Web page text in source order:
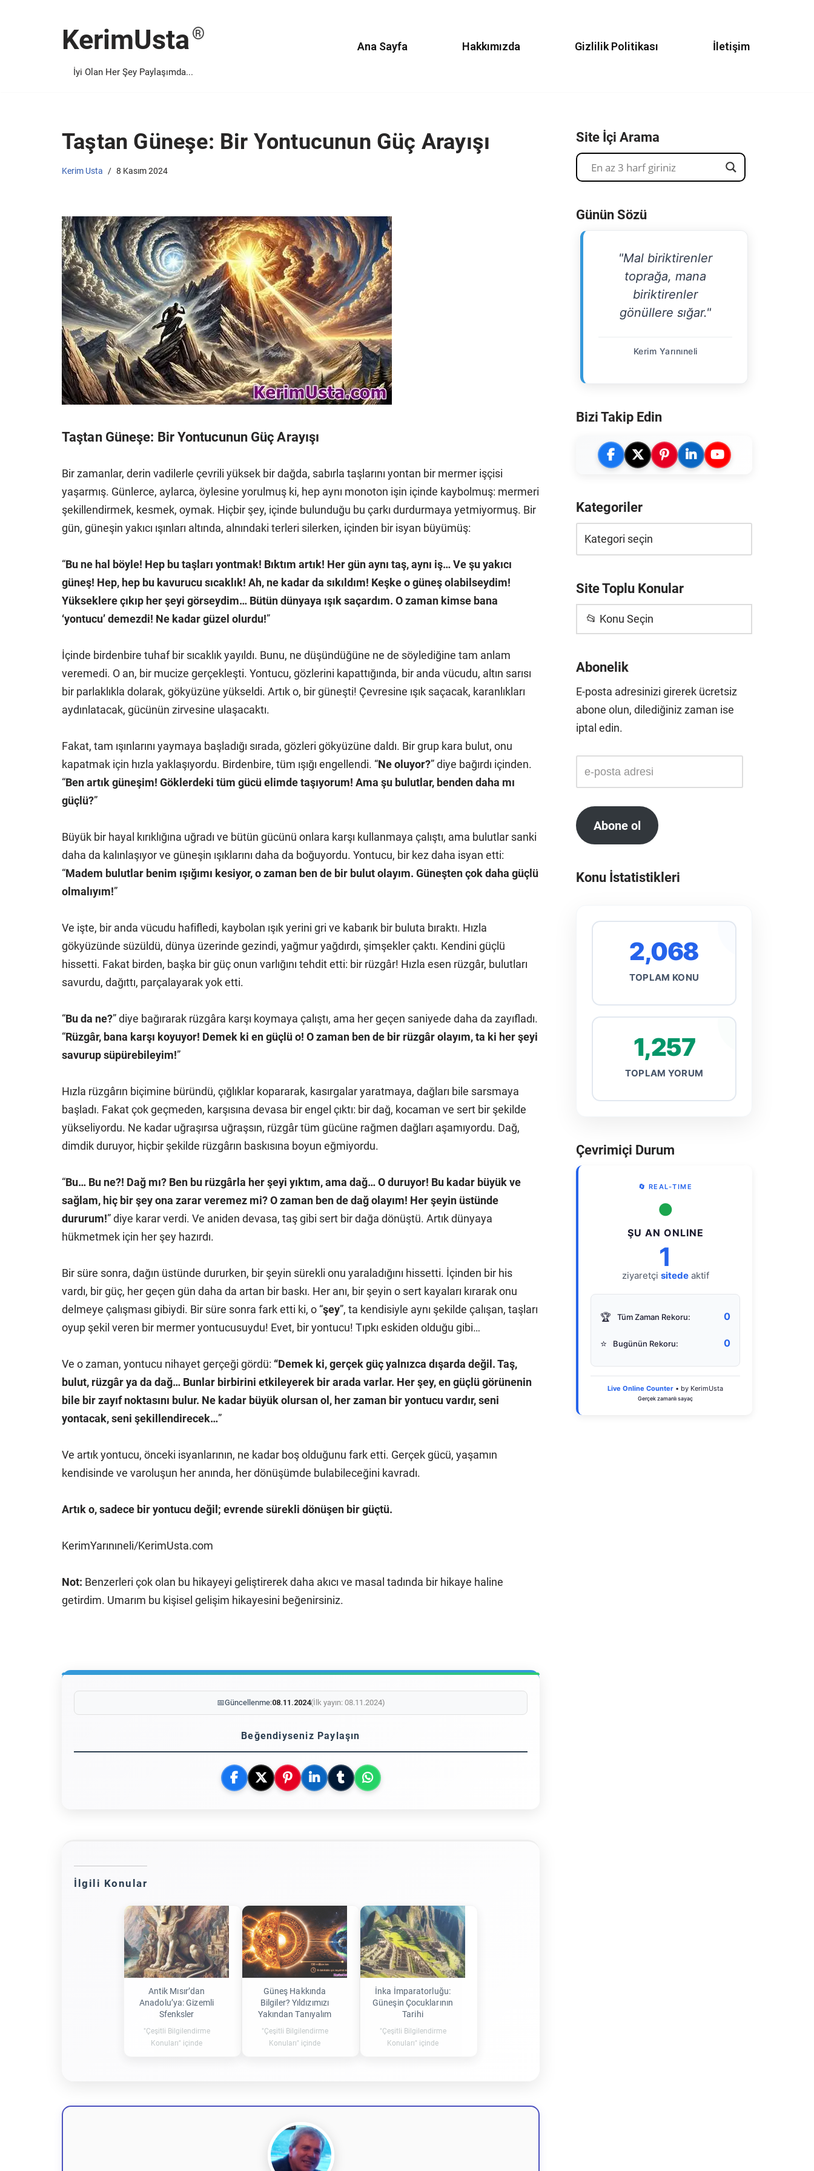
KerimUsta
İyi Olan Her Şey Paylaşımda...
Ana Sayfa Hakkımızda Gizlilik Politikası İletişim
Taştan Güneşe: Bir Yontucunun Güç Arayışı
Kerim Usta 8 Kasım 2024
Taştan Güneşe: Bir Yontucunun Güç Arayışı
Bir zamanlar, derin vadilerle çevrili yüksek bir dağda, sabırla taşlarını yontan bir mermer işçisi
yaşarmış. Günlerce, aylarca, öylesine yorulmuş ki, hep aynı monoton işin içinde kaybolmuş: mermeri
şekillendirmek, kesmek, oymak. Hiçbir şey, içinde bulunduğu bu çarkı durdurmaya yetmiyormuş. Bir
gün, güneşin yakıcı ışınları altında, alnındaki terleri silerken, içinden bir isyan büyümüş:
“Bu ne hal böyle! Hep bu taşları yontmak! Bıktım artık! Her gün aynı taş, aynı iş… Ve şu yakıcı
güneş! Hep, hep bu kavurucu sıcaklık! Ah, ne kadar da sıkıldım! Keşke o güneş olabilseydim!
Yükseklere çıkıp her şeyi görseydim… Bütün dünyaya ışık saçardım. O zaman kimse bana
‘yontucu’ demezdi! Ne kadar güzel olurdu!”
İçinde birdenbire tuhaf bir sıcaklık yayıldı. Bunu, ne düşündüğüne ne de söylediğine tam anlam
veremedi. O an, bir mucize gerçekleşti. Yontucu, gözlerini kapattığında, bir anda vücudu, altın sarısı
bir parlaklıkla dolarak, gökyüzüne yükseldi. Artık o, bir güneşti! Çevresine ışık saçacak, karanlıkları
aydınlatacak, gücünün zirvesine ulaşacaktı.
Fakat, tam ışınlarını yaymaya başladığı sırada, gözleri gökyüzüne daldı. Bir grup kara bulut, onu
kapatmak için hızla yaklaşıyordu. Birdenbire, tüm ışığı engellendi. “Ne oluyor?” diye bağırdı içinden.
“Ben artık güneşim! Göklerdeki tüm gücü elimde taşıyorum! Ama şu bulutlar, benden daha mı
güçlü?”
Büyük bir hayal kırıklığına uğradı ve bütün gücünü onlara karşı kullanmaya çalıştı, ama bulutlar sanki
daha da kalınlaşıyor ve güneşin ışıklarını daha da boğuyordu. Yontucu, bir kez daha isyan etti:
“Madem bulutlar benim ışığımı kesiyor, o zaman ben de bir bulut olayım. Güneşten çok daha güçlü
olmalıyım!”
Ve işte, bir anda vücudu hafifledi, kaybolan ışık yerini gri ve kabarık bir buluta bıraktı. Hızla
gökyüzünde süzüldü, dünya üzerinde gezindi, yağmur yağdırdı, şimşekler çaktı. Kendini güçlü
hissetti. Fakat birden, başka bir güç onun varlığını tehdit etti: bir rüzgâr! Hızla esen rüzgâr, bulutları
savurdu, dağıttı, parçalayarak yok etti.
“Bu da ne?” diye bağırarak rüzgâra karşı koymaya çalıştı, ama her geçen saniyede daha da zayıfladı.
“Rüzgâr, bana karşı koyuyor! Demek ki en güçlü o! O zaman ben de bir rüzgâr olayım, ta ki her şeyi
savurup süpürebileyim!”
Hızla rüzgârın biçimine büründü, çığlıklar kopararak, kasırgalar yaratmaya, dağları bile sarsmaya
başladı. Fakat çok geçmeden, karşısına devasa bir engel çıktı: bir dağ, kocaman ve sert bir şekilde
yükseliyordu. Ne kadar uğraşırsa uğraşsın, rüzgâr tüm gücüne rağmen dağları aşamıyordu. Dağ,
dimdik duruyor, hiçbir şekilde rüzgârın baskısına boyun eğmiyordu.
“Bu… Bu ne?! Dağ mı? Ben bu rüzgârla her şeyi yıktım, ama dağ… O duruyor! Bu kadar büyük ve
sağlam, hiç bir şey ona zarar veremez mi? O zaman ben de dağ olayım! Her şeyin üstünde
dururum!” diye karar verdi. Ve aniden devasa, taş gibi sert bir dağa dönüştü. Artık dünyaya
hükmetmek için her şey hazırdı.
Bir süre sonra, dağın üstünde dururken, bir şeyin sürekli onu yaraladığını hissetti. İçinden bir his
vardı, bir güç, her geçen gün daha da artan bir baskı. Her anı, bir şeyin o sert kayaları kırarak onu
delmeye çalışması gibiydi. Bir süre sonra fark etti ki, o “şey”, ta kendisiyle aynı şekilde çalışan, taşları
oyup şekil veren bir mermer yontucusuydu! Evet, bir yontucu! Tıpkı eskiden olduğu gibi…
Ve o zaman, yontucu nihayet gerçeği gördü: “Demek ki, gerçek güç yalnızca dışarda değil. Taş,
bulut, rüzgâr ya da dağ… Bunlar birbirini etkileyerek bir arada varlar. Her şey, en güçlü görünenin
bile bir zayıf noktasını bulur. Ne kadar büyük olursan ol, her zaman bir yontucu vardır, seni
yontacak, seni şekillendirecek…”
Ve artık yontucu, önceki isyanlarının, ne kadar boş olduğunu fark etti. Gerçek gücü, yaşamın
kendisinde ve varoluşun her anında, her dönüşümde bulabileceğini kavradı.
Artık o, sadece bir yontucu değil; evrende sürekli dönüşen bir güçtü.
KerimYarınıneli/KerimUsta.com
Not: Benzerleri çok olan bu hikayeyi geliştirerek daha akıcı ve masal tadında bir hikaye haline
getirdim. Umarım bu kişisel gelişim hikayesini beğenirsiniz.
📅Güncellenme:08.11.2024(İlk yayın: 08.11.2024)
Beğendiyseniz Paylaşın
İlgili Konular
Antik Mısır’dan
Anadolu’ya: Gizemli
Sfenksler
"Çeşitli Bilgilendirme
Konuları" içinde
Güneş Hakkında
Bilgiler? Yıldızımızı
Yakından Tanıyalım
"Çeşitli Bilgilendirme
Konuları" içinde
İnka İmparatorluğu:
Güneşin Çocuklarının
Tarihi
"Çeşitli Bilgilendirme
Konuları" içinde
Site İçi Arama
Günün Sözü
"Mal biriktirenler
toprağa, mana
biriktirenler
gönüllere sığar."
Kerim Yarınıneli
Bizi Takip Edin
Kategoriler
Site Toplu Konular
📂 Konu Seçin
Abonelik
E-posta adresinizi girerek ücretsiz
abone olun, dilediğiniz zaman ise
iptal edin.
Abone ol
Konu İstatistikleri
2,068
TOPLAM KONU
1,257
TOPLAM YORUM
Çevrimiçi Durum
🔄 REAL-TIME
●
ŞU AN ONLINE
1
ziyaretçi sitedeaktif
🏆 Tüm Zaman Rekoru: 0
⭐ Bugünün Rekoru: 0
Live Online Counter • by KerimUsta
Gerçek zamanlı sayaç